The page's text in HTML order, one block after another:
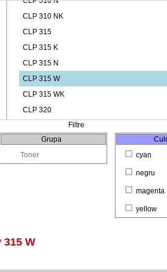
Filtre
Grupa
Toner
cyan
negru
magenta
yellow
315 W